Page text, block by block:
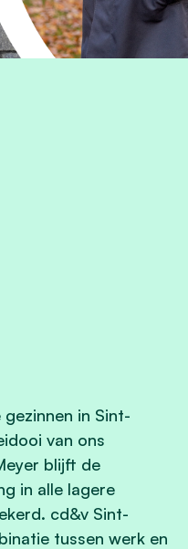
in Sint-
van ons
blijft de
in alle lagere
cd&v Sint-
tussen werk en